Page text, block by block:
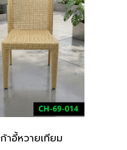
ก้าอี้หวายเทียม